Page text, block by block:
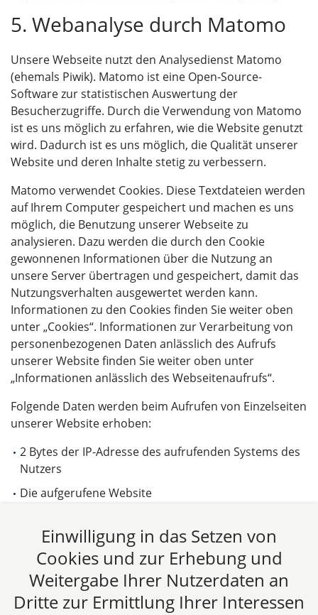
5. Webanalyse durch Matomo
Unsere Webseite nutzt den Analysedienst Matomo
(ehemals Piwik). Matomo ist eine Open-Source-
Software zur statistischen Auswertung der
Besucherzugriffe. Durch die Verwendung von Matomo
ist es uns möglich zu erfahren, wie die Website genutzt
wird. Dadurch ist es uns möglich, die Qualität unserer
Website und deren Inhalte stetig zu verbessern.
Matomo verwendet Cookies. Diese Textdateien werden
auf Ihrem Computer gespeichert und machen es uns
möglich, die Benutzung unserer Webseite zu
analysieren. Dazu werden die durch den Cookie
gewonnenen Informationen über die Nutzung an
unsere Server übertragen und gespeichert, damit das
Nutzungsverhalten ausgewertet werden kann.
Informationen zu den Cookies finden Sie weiter oben
unter „Cookies“. Informationen zur Verarbeitung von
personenbezogenen Daten anlässlich des Aufrufs
unserer Website finden Sie weiter oben unter
„Informationen anlässlich des Webseitenaufrufs“.
Folgende Daten werden beim Aufrufen von Einzelseiten
unserer Website erhoben:
2 Bytes der IP-Adresse des aufrufenden Systems des
Nutzers
Die aufgerufene Website
Website gelangt ist (Referrer)
Die Unterseiten, die von der aufgerufenen Website
aus aufgerufen werden
Die Verweildauer auf der Website
Einwilligung in das Setzen von
Cookies und zur Erhebung und
Weitergabe Ihrer Nutzerdaten an
Dritte zur Ermittlung Ihrer Interessen